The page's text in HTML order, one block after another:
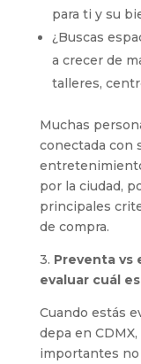
para ti y su
¿Buscas
a crecer de
talleres,
Muchas
conectada con
por la ciudad,
principales
de compra.
3. Preventa vs
evaluar cuál
Cuando estás
depa en
importantes no